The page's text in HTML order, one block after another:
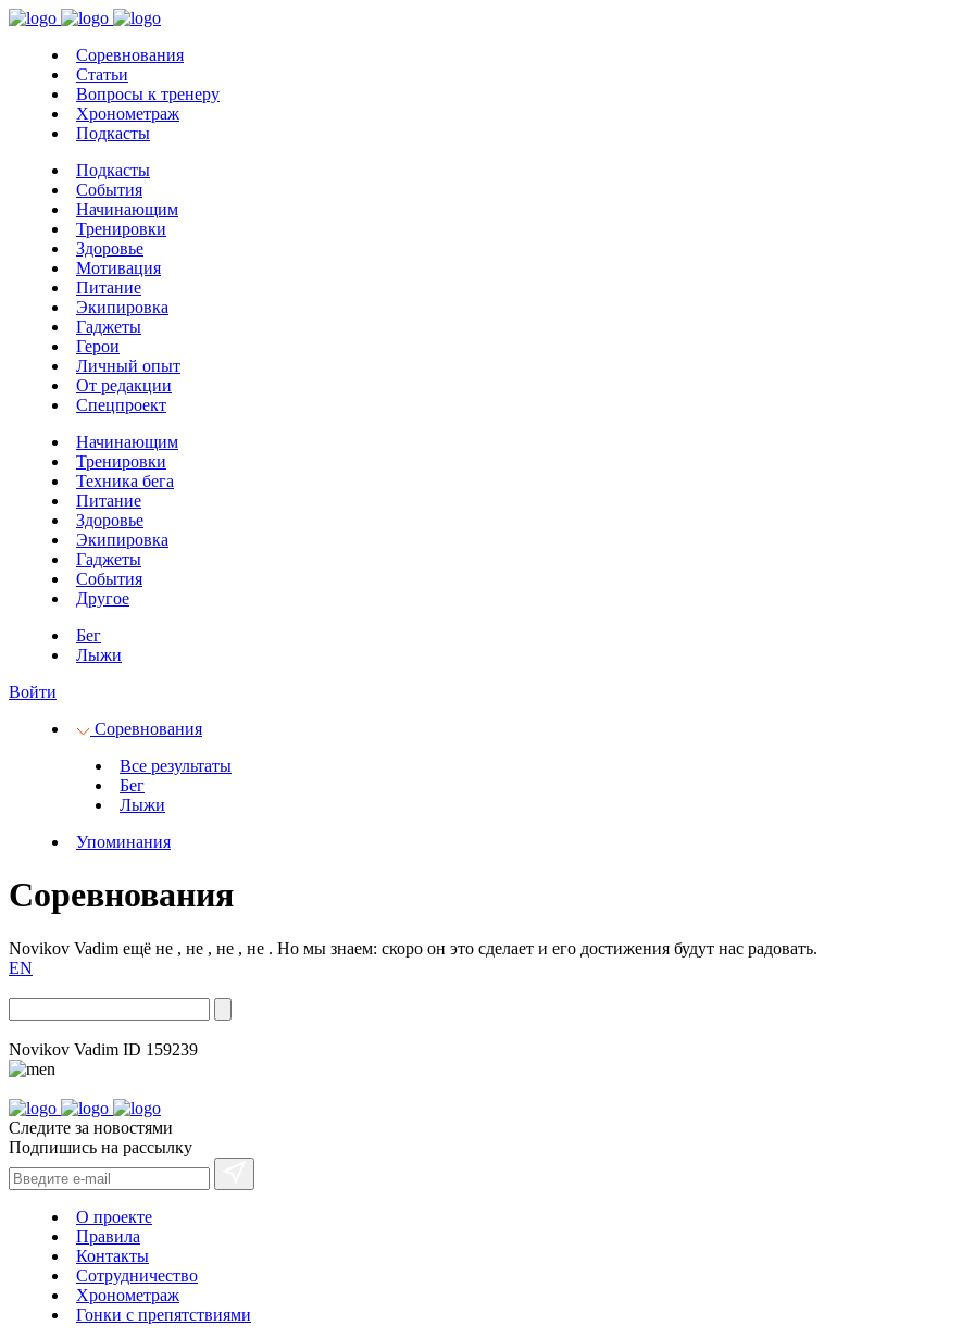
Соревнования
Статьи
Вопросы к тренеру
Хронометраж
Подкасты
Подкасты
События
Начинающим
Тренировки
Здоровье
Мотивация
Питание
Экипировка
Гаджеты
Герои
Личный опыт
От редакции
Спецпроект
Начинающим
Тренировки
Техника бега
Питание
Здоровье
Экипировка
Гаджеты
События
Другое
Бег
Лыжи
Войти
Соревнования
Все результаты
Бег
Лыжи
Упоминания
Соревнования
Novikov Vadim ещё не , не , не , не . Но мы знаем: скоро он это сделает и его достижения будут нас радовать.
EN
Novikov Vadim ID 159239
Следите за новостями
Подпишись на рассылку
О проекте
Правила
Контакты
Сотрудничество
Хронометраж
Гонки с препятствиями